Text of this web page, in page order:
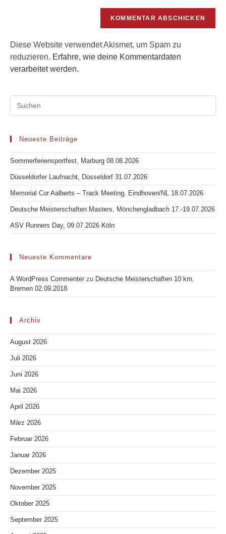
Diese Website verwendet Akismet, um Spam zu
reduzieren. Erfahre, wie deine Kommentardaten
verarbeitet werden.
Neueste Beiträge
Sommerferiensportfest, Marburg 08.08.2026
Düsseldorfer Laufnacht, Düsseldorf 31.07.2026
Memorial Cor Aalberts – Track Meeting, Eindhoven/NL 18.07.2026
Deutsche Meisterschaften Masters, Mönchengladbach 17.-19.07.2026
ASV Runners Day, 09.07.2026 Köln
Neueste Kommentare
A WordPress Commenter zu Deutsche Meisterschaften 10 km,
Bremen 02.09.2018
Archiv
August 2026
Juli 2026
Juni 2026
Mai 2026
April 2026
März 2026
Februar 2026
Januar 2026
Dezember 2025
November 2025
Oktober 2025
September 2025